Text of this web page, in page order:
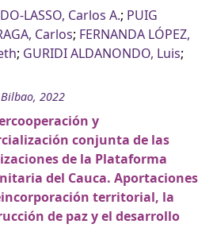
LASSO, Carlos A.; PUIG
Carlos; FERNANDA LÓPEZ,
; GURIDI ALDANONDO, Luis;
2022
y
conjunta de las
de la Plataforma
del Cauca. Aportaciones
territorial, la
de paz y el desarrollo